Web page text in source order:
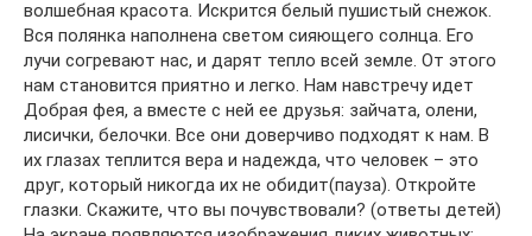
волшебная красота. Искрится белый пушистый снежок.
Вся полянка наполнена светом сияющего солнца. Его
лучи согревают нас, и дарят тепло всей земле. От этого
нам становится приятно и легко. Нам навстречу идет
Добрая фея, а вместе с ней ее друзья: зайчата, олени,
лисички, белочки. Все они доверчиво подходят к нам. В
их глазах теплится вера и надежда, что человек – это
друг, который никогда их не обидит(пауза). Откройте
глазки. Скажите, что вы почувствовали? (ответы детей)